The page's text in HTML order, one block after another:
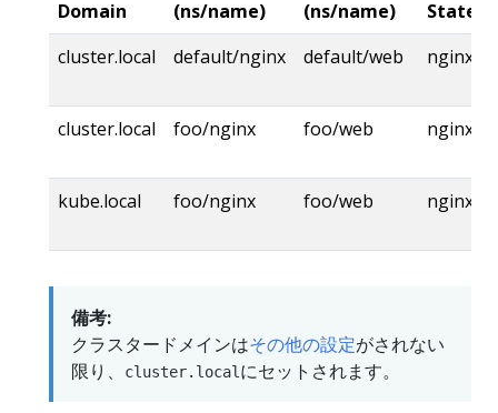
Domain
(ns/name)
(ns/name)
cluster.local
default/nginx default/web
cluster.local foo/nginx foo/web
kube.local foo/nginx foo/web
備考:
クラスタードメインはその他の設定がされない
限り、
cluster.local にセットされます。